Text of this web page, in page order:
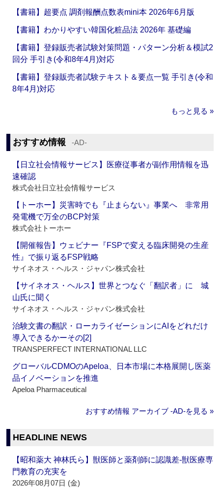
【書籍】超要点 調剤報酬点数表mini本 2026年6月版
【書籍】わかりやすい韓国化粧品法 2026年 基礎編
【書籍】登録販売者試験対策問題・パターン分析＆模試2
回分 手引き(令和8年4月)対応
【書籍】登録販売者試験テキスト＆要点一覧 手引き(令和
8年4月)対応
もっと見る »
おすすめ情報 ‐AD‐
【日立社会情報サービス】医療従事者が副作用情報を迅
速確認
株式会社日立社会情報サービス
【トーホー】災害時でも『止まらない』事業へ 非常用
発電機で万全のBCP対策
株式会社トーホー
【開催報告】ウェビナー『FSPで変える臨床開発の生産
性』で振り返るFSP戦略
サイネオス・ヘルス・ジャパン株式会社
【サイネオス・ヘルス】世界とつなぐ「翻訳者」に 城
山氏に聞く
サイネオス・ヘルス・ジャパン株式会社
治験文書の翻訳・ローカライゼーションにAIをどれだけ
導入できるかーその[2]
TRANSPERFECT INTERNATIONAL LLC
グローバルCDMOのApeloa、日本市場に本格展開し医薬
品イノベーションを推進
Apeloa Pharmaceutical
おすすめ情報 アーカイブ ‐AD‐を見る »
HEADLINE NEWS
【昭和薬大 神林氏ら】獣医師と薬剤師に認識差‐獣医療専
門教育の充実を
2026年08月07日 (金)